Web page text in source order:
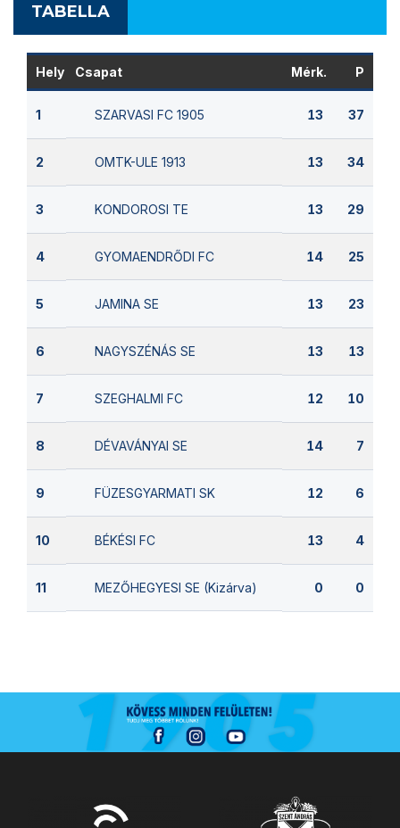
TABELLA
Hely Csapat Mérk. P
1 SZARVASI FC 1905 13 37
2 OMTK-ULE 1913 13 34
3 KONDOROSI TE 13 29
4 GYOMAENDRŐDI FC 14 25
5 JAMINA SE 13 23
6 NAGYSZÉNÁS SE 13 13
7 SZEGHALMI FC 12 10
8 DÉVAVÁNYAI SE 14 7
9 FÜZESGYARMATI SK 12 6
10 BÉKÉSI FC 13 4
11 MEZŐHEGYESI SE (Kizárva) 0 0